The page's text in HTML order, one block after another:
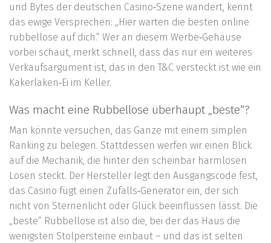
und Bytes der deutschen Casino‑Szene wandert, kennt
das ewige Versprechen: „Hier warten die besten online
rubbellose auf dich.“ Wer an diesem Werbe‑Gehäuse
vorbei schaut, merkt schnell, dass das nur ein weiteres
Verkaufsargument ist, das in den T&C versteckt ist wie ein
Kakerlaken‑Ei im Keller.
Was macht eine Rubbellose überhaupt „beste“?
Man könnte versuchen, das Ganze mit einem simplen
Ranking zu belegen. Stattdessen werfen wir einen Blick
auf die Mechanik, die hinter den scheinbar harmlosen
Losen steckt. Der Hersteller legt den Ausgangscode fest,
das Casino fügt einen Zufalls‑Generator ein, der sich
nicht von Sternenlicht oder Glück beeinflussen lässt. Die
„beste“ Rubbellose ist also die, bei der das Haus die
wenigsten Stolpersteine einbaut – und das ist selten